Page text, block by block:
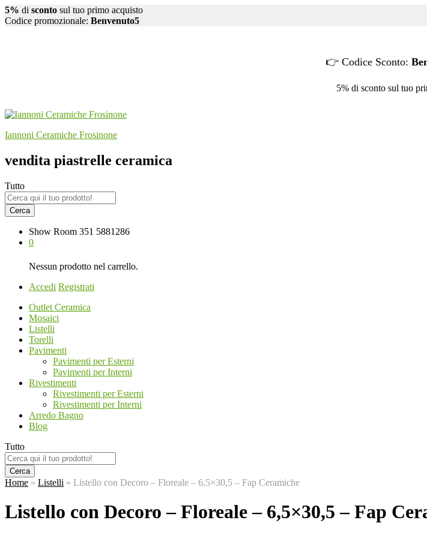
5% di sconto sul tuo primo acquisto
Codice promozionale: Benvenuto5
👉 Codice Sconto:
5% di sconto sul tuo
Iannoni Ceramiche Frosinone
vendita piastrelle ceramica
Tutto
Cerca
Show Room 351 5881286
0
Nessun prodotto nel carrello.
Accedi Registrati
Outlet Ceramica
Mosaici
Listelli
Torelli
Pavimenti
Pavimenti per Esterni
Pavimenti per Interni
Rivestimenti
Rivestimenti per Esterni
Rivestimenti per Interni
Arredo Bagno
Blog
Tutto
Cerca
Home » Listelli » Listello con Decoro – Floreale – 6,5×30,5 – Fap Ceramiche
Listello con Decoro – Floreale – 6,5×30,5 – Fap